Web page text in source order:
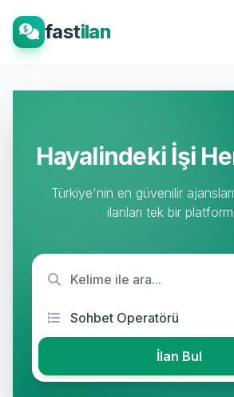
fastilan
Hayalindeki İşi
Türkiye'nin en güvenilir
ilanları tek bir
İlan Bul